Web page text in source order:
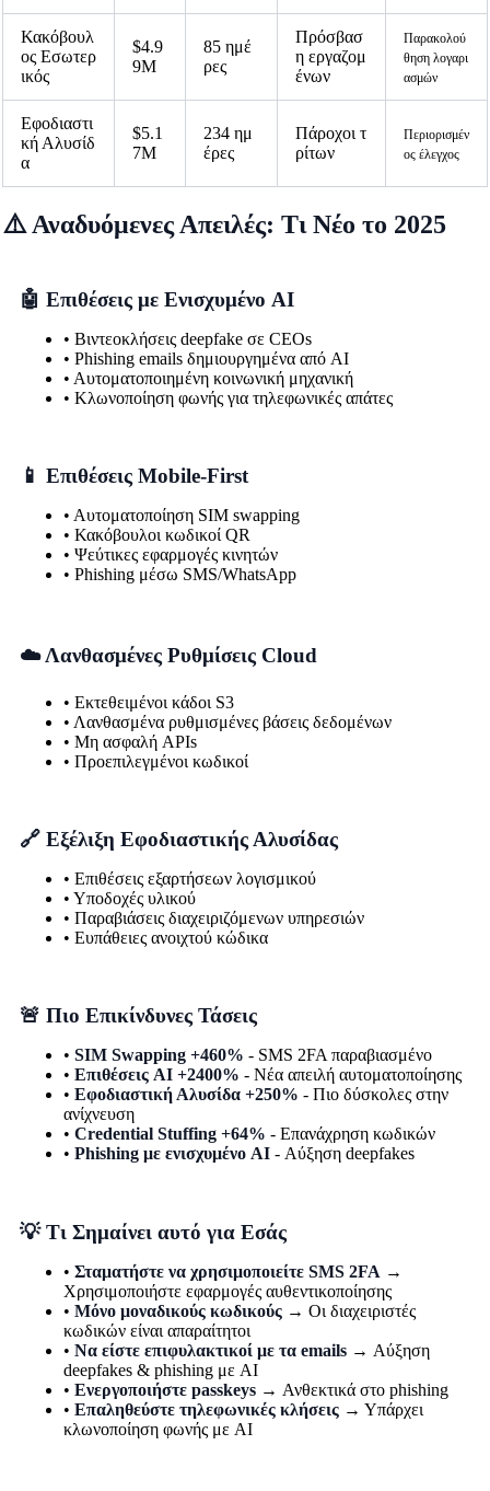
Κακόβουλ
ος Εσωτερ
ικός
$4.9
9M
85 ημέ
ρες
Πρόσβασ
η εργαζομ
ένων
Παρακολού
θηση λογαρι
ασμών
Εφοδιαστι
κή Αλυσίδ
α
$5.1
7M
234 ημ
έρες
Πάροχοι τ
ρίτων
Περιορισμέν
ος έλεγχος
⚠️ Αναδυόμενες Απειλές: Τι Νέο το 2025
🤖 Επιθέσεις με Ενισχυμένο AI
• Βιντεοκλήσεις deepfake σε CEOs
• Phishing emails δημιουργημένα από AI
• Αυτοματοποιημένη κοινωνική μηχανική
• Κλωνοποίηση φωνής για τηλεφωνικές απάτες
📱 Επιθέσεις Mobile-First
• Αυτοματοποίηση SIM swapping
• Κακόβουλοι κωδικοί QR
• Ψεύτικες εφαρμογές κινητών
• Phishing μέσω SMS/WhatsApp
☁️ Λανθασμένες Ρυθμίσεις Cloud
• Εκτεθειμένοι κάδοι S3
• Λανθασμένα ρυθμισμένες βάσεις δεδομένων
• Μη ασφαλή APIs
• Προεπιλεγμένοι κωδικοί
🔗 Εξέλιξη Εφοδιαστικής Αλυσίδας
• Επιθέσεις εξαρτήσεων λογισμικού
• Υποδοχές υλικού
• Παραβιάσεις διαχειριζόμενων υπηρεσιών
• Ευπάθειες ανοιχτού κώδικα
🚨 Πιο Επικίνδυνες Τάσεις
• SIM Swapping +460% - SMS 2FA παραβιασμένο
• Επιθέσεις AI +2400% - Νέα απειλή αυτοματοποίησης
• Εφοδιαστική Αλυσίδα +250% - Πιο δύσκολες στην
ανίχνευση
• Credential Stuffing +64% - Επανάχρηση κωδικών
• Phishing με ενισχυμένο AI- Αύξηση deepfakes
💡 Τι Σημαίνει αυτό για Εσάς
• Σταματήστε να χρησιμοποιείτε SMS 2FA →
Χρησιμοποιήστε εφαρμογές αυθεντικοποίησης
• Μόνο μοναδικούς κωδικούς→ Οι διαχειριστές
κωδικών είναι απαραίτητοι
• Να είστε επιφυλακτικοί με τα emails→ Αύξηση
deepfakes & phishing με AI
• Ενεργοποιήστε passkeys→ Ανθεκτικά στο phishing
• Επαληθεύστε τηλεφωνικές κλήσεις→ Υπάρχει
κλωνοποίηση φωνής με AI